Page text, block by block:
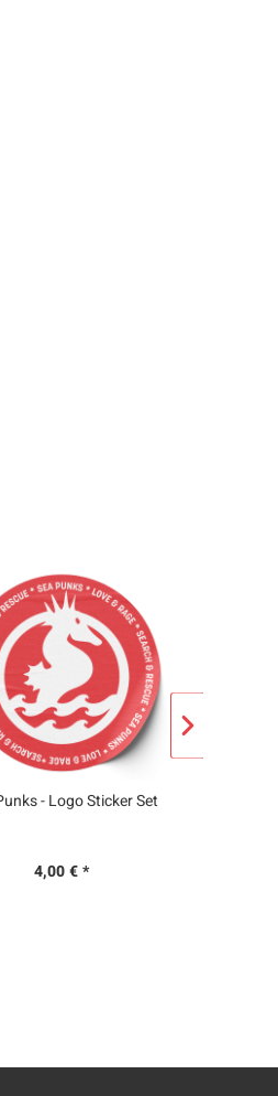
- Logo Sticker Set
4,00 € *